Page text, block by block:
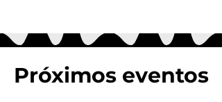
Próximos eventos